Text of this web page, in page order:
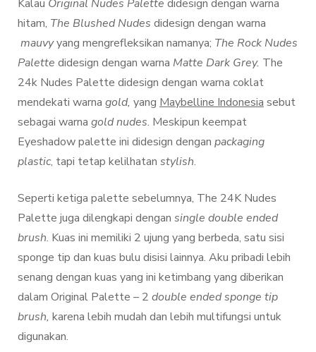
Kalau Original Nudes Palette didesign dengan warna
hitam, The Blushed Nudes didesign dengan warna
mauvyyang mengrefleksikan namanya; The Rock Nudes
Palette didesign dengan warna Matte Dark Grey. The
24k Nudes Palette didesign dengan warna coklat
mendekati warna gold, yang Maybelline Indonesia sebut
sebagai warna gold nudes. Meskipun keempat
Eyeshadow palette ini didesign dengan packaging
plastic, tapi tetap kelilhatan stylish.
Seperti ketiga palette sebelumnya, The 24K Nudes
Palette juga dilengkapi dengan single double ended
brush. Kuas ini memiliki 2 ujung yang berbeda, satu sisi
sponge tip dan kuas bulu disisi lainnya. Aku pribadi lebih
senang dengan kuas yang ini ketimbang yang diberikan
dalam Original Palette – 2 double ended sponge tip
brush, karena lebih mudah dan lebih multifungsi untuk
digunakan.